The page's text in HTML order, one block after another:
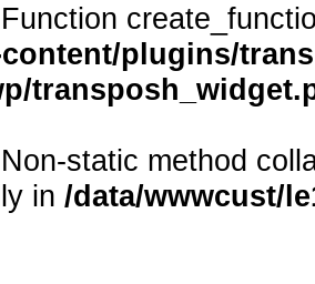
plugins/
static method
in /data/wwwcust/